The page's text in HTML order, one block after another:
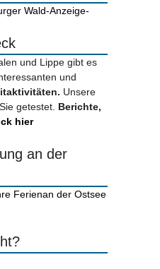
-Anzeige-
und Lippe gibt es
und
Unsere
getestet. Berichte,
hier
an der